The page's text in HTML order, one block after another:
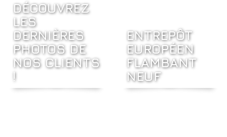
DÉCOUVREZ
LES
DERNIÈRES
PHOTOS DE
NOS CLIENTS
!
ENTREPÔT
EUROPÉEN
FLAMBANT
NEUF